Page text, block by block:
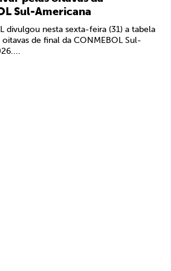
Sul-Americana
divulgou nesta sexta-feira (31) a tabela
oitavas de final da CONMEBOL Sul-